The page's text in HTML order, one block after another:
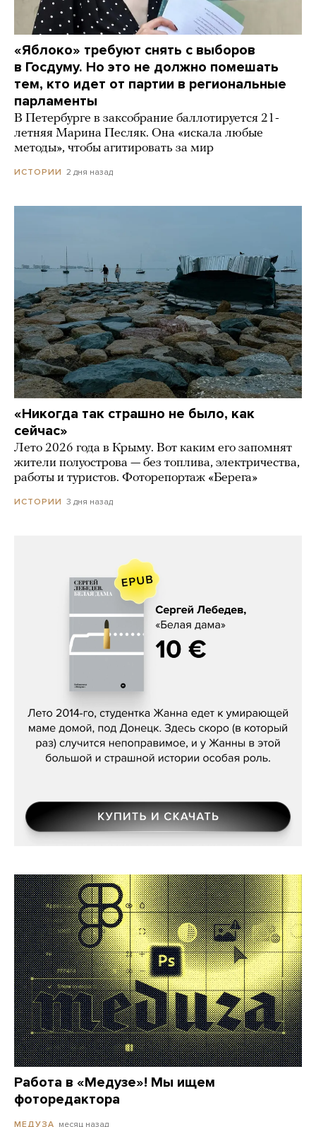
«Яблоко» требуют снять с выборов
в Госдуму. Но это не должно помешать
тем, кто идет от партии в региональные
парламенты
В Петербурге в заксобрание баллотируется 21-
летняя Марина Песляк. Она «искала любые
методы», чтобы агитировать за мир
ИСТОРИИ 2 дня назад
«Никогда так страшно не было, как
сейчас»
Лето 2026 года в Крыму. Вот каким его запомнят
жители полуострова — без топлива, электричества,
работы и туристов. Фоторепортаж «Берега»
ИСТОРИИ 3 дня назад
Сергей Лебедев, «Белая дама»
Работа в «Медузе»! Мы ищем
фоторедактора
МЕДУЗА месяц назад